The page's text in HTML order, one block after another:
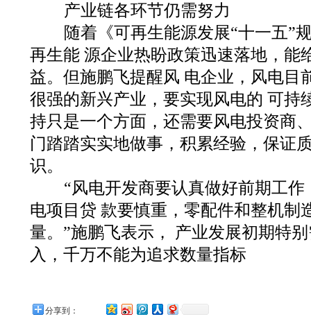
产业链各环节仍需努力
随着《可再生能源发展“十一五”
再生能 源企业热盼政策迅速落地，能
益。但施鹏飞提醒风 电企业，风电目
很强的新兴产业，要实现风电的 可持
持只是一个方面，还需要风电投资商
门踏踏实实地做事，积累经验，保证
识。
“风电开发商要认真做好前期工作
电项目贷 款要慎重，零配件和整机制
量。”施鹏飞表示， 产业发展初期特
入，千万不能为追求数量指标
分享到：